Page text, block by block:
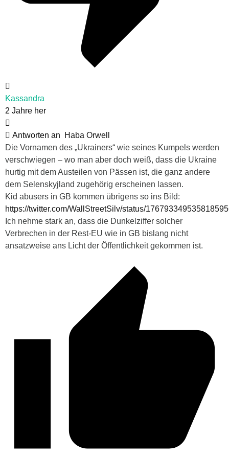
Kassandra
2 Jahre her
Antworten an
Haba Orwell
Die Vornamen des „Ukrainers“ wie seines Kumpels werden
verschwiegen – wo man aber doch weiß, dass die Ukraine
hurtig mit dem Austeilen von Pässen ist, die ganz andere
dem Selenskyjland zugehörig erscheinen lassen.
Kid abusers in GB kommen übrigens so ins Bild:
https://twitter.com/WallStreetSilv/status/
Ich nehme stark an, dass die Dunkelziffer solcher
Verbrechen in der Rest-EU wie in GB bislang nicht
ansatzweise ans Licht der Öffentlichkeit gekommen ist.